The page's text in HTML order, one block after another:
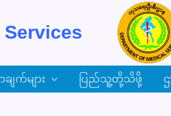
ျက်များ ပြည်သူ့တို့သိဖို့